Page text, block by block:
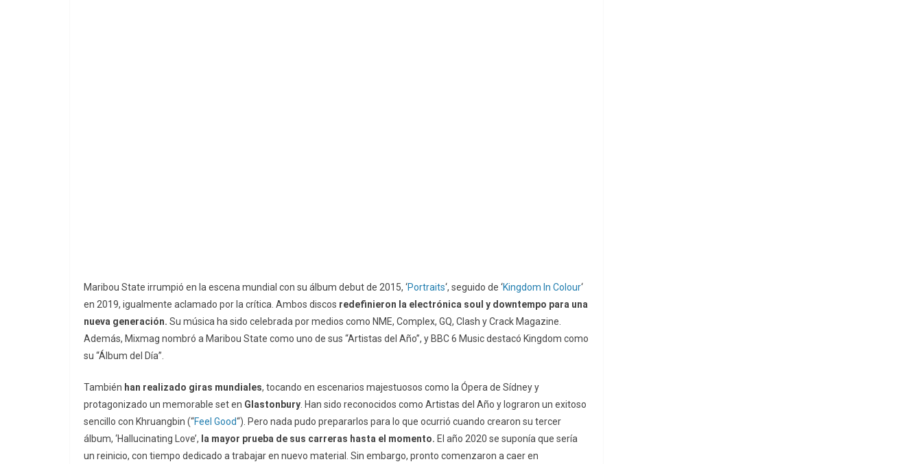
Maribou State irrumpió en la escena mundial con su álbum debut de 2015, ‘Portraits‘, seguido de ‘Kingdom In Colour‘
en 2019, igualmente aclamado por la crítica. Ambos discos redefinieron la electrónica soul y downtempo para una
nueva generación. Su música ha sido celebrada por medios como NME, Complex, GQ, Clash y Crack Magazine.
Además, Mixmag nombró a Maribou State como uno de sus “Artistas del Año”, y BBC 6 Music destacó Kingdom como
su “Álbum del Día”.
También han realizado giras mundiales, tocando en escenarios majestuosos como la Ópera de Sídney y
protagonizado un memorable set en Glastonbury . Han sido reconocidos como Artistas del Año y lograron un exitoso
sencillo con Khruangbin (“Feel Good“). Pero nada pudo prepararlos para lo que ocurrió cuando crearon su tercer
álbum, ‘Hallucinating Love’, la mayor prueba de sus carreras hasta el momento. El año 2020 se suponía que sería
un reinicio, con tiempo dedicado a trabajar en nuevo material. Sin embargo, pronto comenzaron a caer en